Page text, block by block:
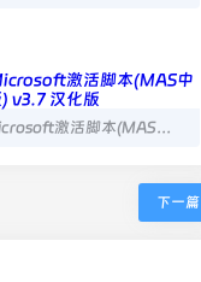
Microsoft激活脚本(MAS中文版) v3.7 汉化版
下一篇